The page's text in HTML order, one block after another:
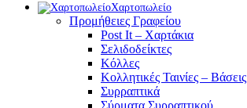
Χαρτοπωλείο
Προμήθειες Γραφείου
Post It – Χαρτάκια
Σελιδοδείκτες
Κόλλες
Κολλητικές Ταινίες – Βάσεις
Συρραπτικά
Σύρματα Συρραπτικού